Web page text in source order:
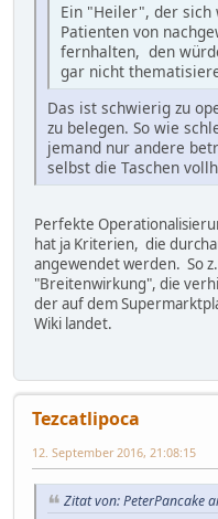
Ein "Heiler", der sich
Patienten von
fernhalten, den
gar nicht
Das ist schwierig zu
zu belegen. So wie
jemand nur andere
selbst die Taschen
Perfekte
hat ja Kriterien, die
angewendet werden. So
"Breitenwirkung", die
der auf dem
Wiki landet.
Tezcatlipoca
12. September 2016, 21:08:15
Zitat von: PeterPancake